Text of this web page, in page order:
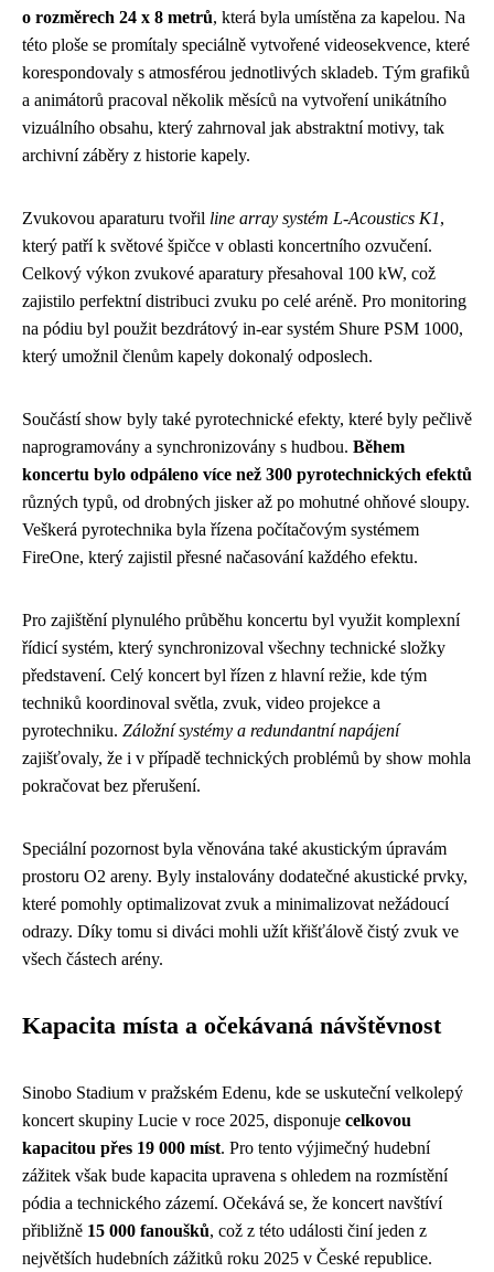
o rozměrech 24 x 8 metrů, která byla umístěna za kapelou. Na
této ploše se promítaly speciálně vytvořené videosekvence, které
korespondovaly s atmosférou jednotlivých skladeb. Tým grafiků
a animátorů pracoval několik měsíců na vytvoření unikátního
vizuálního obsahu, který zahrnoval jak abstraktní motivy, tak
archivní záběry z historie kapely.
Zvukovou aparaturu tvořil line array systém L-Acoustics K1,
který patří k světové špičce v oblasti koncertního ozvučení.
Celkový výkon zvukové aparatury přesahoval 100 kW, což
zajistilo perfektní distribuci zvuku po celé aréně. Pro monitoring
na pódiu byl použit bezdrátový in-ear systém Shure PSM 1000,
který umožnil členům kapely dokonalý odposlech.
Součástí show byly také pyrotechnické efekty, které byly pečlivě
naprogramovány a synchronizovány s hudbou. Během
koncertu bylo odpáleno více než 300 pyrotechnických efektů
různých typů, od drobných jisker až po mohutné ohňové sloupy.
Veškerá pyrotechnika byla řízena počítačovým systémem
FireOne, který zajistil přesné načasování každého efektu.
Pro zajištění plynulého průběhu koncertu byl využit komplexní
řídicí systém, který synchronizoval všechny technické složky
představení. Celý koncert byl řízen z hlavní režie, kde tým
techniků koordinoval světla, zvuk, video projekce a
pyrotechniku. Záložní systémy a redundantní napájení
zajišťovaly, že i v případě technických problémů by show mohla
pokračovat bez přerušení.
Speciální pozornost byla věnována také akustickým úpravám
prostoru O2 areny. Byly instalovány dodatečné akustické prvky,
které pomohly optimalizovat zvuk a minimalizovat nežádoucí
odrazy. Díky tomu si diváci mohli užít křišťálově čistý zvuk ve
všech částech arény.
Kapacita místa a očekávaná návštěvnost
Sinobo Stadium v pražském Edenu, kde se uskuteční velkolepý
koncert skupiny Lucie v roce 2025, disponuje celkovou
kapacitou přes 19 000 míst. Pro tento výjimečný hudební
zážitek však bude kapacita upravena s ohledem na rozmístění
pódia a technického zázemí. Očekává se, že koncert navštíví
přibližně 15 000 fanoušků, což z této události činí jeden z
největších hudebních zážitků roku 2025 v České republice.